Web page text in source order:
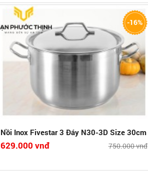
Nồi Inox Fivestar 3 Đáy N30-3D Size 30cm
750.000 vnđ
629.000 vnđ
-16%
Chảo chống dính vân đá Fivestar
Chất liệu : Inox
Đường kính: 24cm
Bảo hành:6 tháng
Xuất xứ:Việt Nam
So sánh